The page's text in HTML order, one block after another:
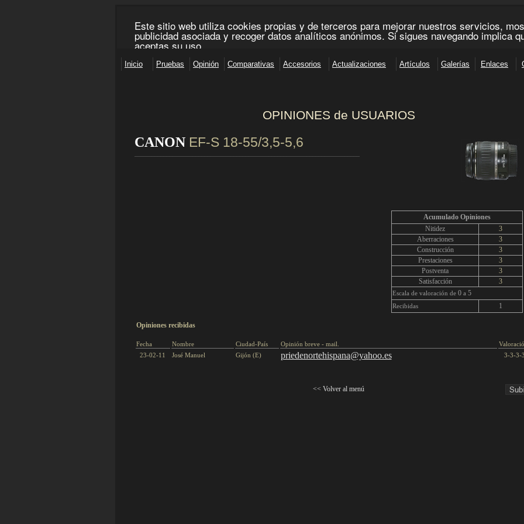
OPINIONES de USUARIOS
CANON EF-S 18-55/3,5-5,6
Acumulado Opiniones
Nitidez
3
Aberraciones
3
Construcción
3
Prestaciones
3
Postventa
3
Satisfacción
3
Escala de valoración de 0 a 5
Recibidas 1
Opiniones recibidas
Fecha
Nombre Ciudad-País Opinión breve - mail.
23-02-11 José Manuel Gijón (E) priedenortehispana@yahoo.es 3-3-3-
<< Volver al menú